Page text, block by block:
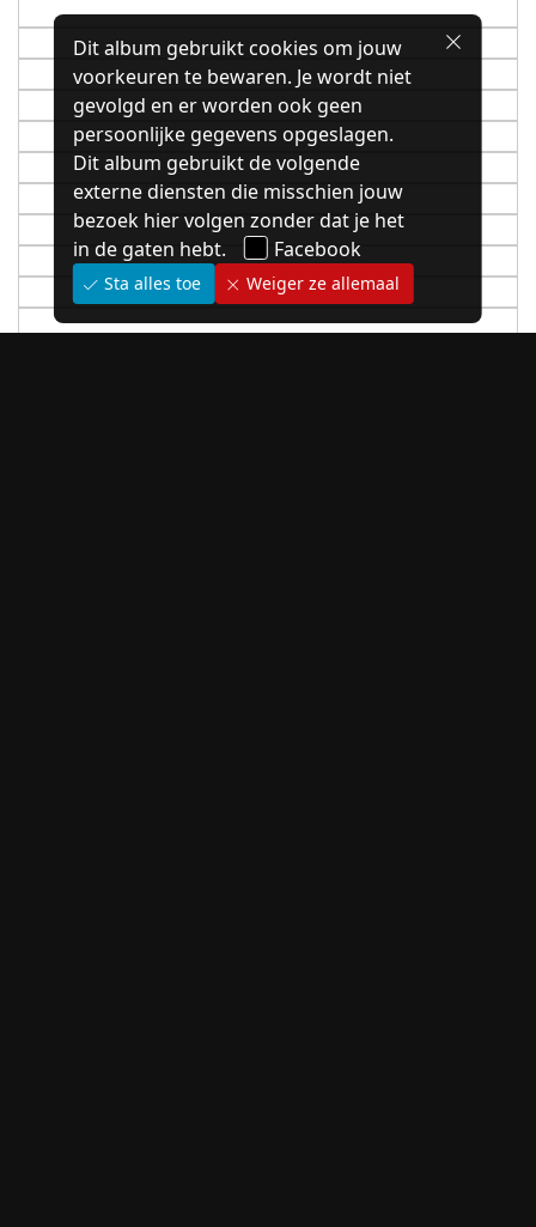
Dit album gebruikt cookies om jouw
voorkeuren te bewaren. Je wordt niet
gevolgd en er worden ook geen
persoonlijke gegevens opgeslagen.
Dit album gebruikt de volgende
externe diensten die misschien jouw
bezoek hier volgen zonder dat je het
in de gaten hebt.
Facebook
Sta alles toe Weiger ze allemaal